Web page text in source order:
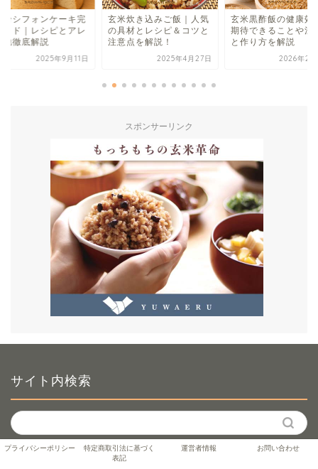
粉シフォンケーキ完
イド｜レシピとアレ
他徹底解説
2025年9月11日
玄米炊き込みご飯｜人気
の具材とレシピ＆コツと
注意点を解説！
2025年4月27日
玄米黒酢飯の健康効
期待できることや注
と作り方を解説
2026年2
スポンサーリンク
サイト内検索
プライバシーポリシー
特定商取引法に基づく
表記
運営者情報 お問い合わせ